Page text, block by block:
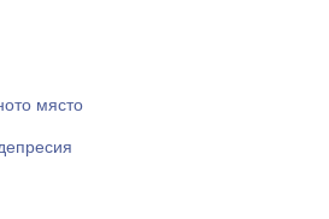
място